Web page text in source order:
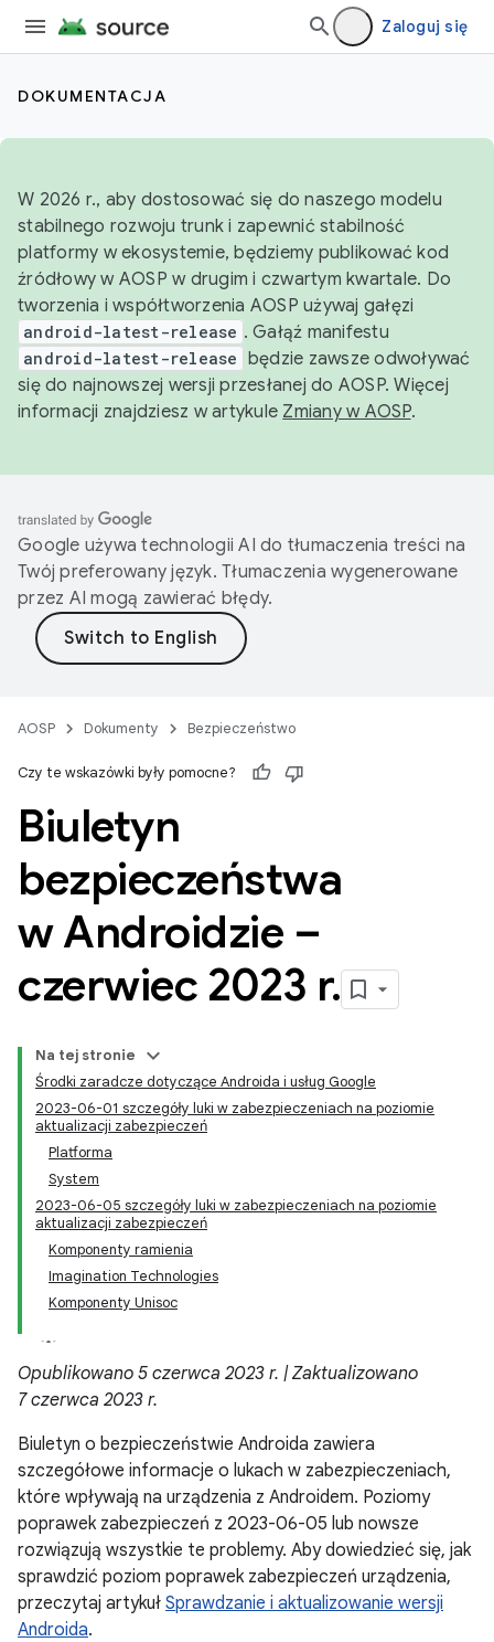
Zaloguj się
DOKUMENTACJA
W 2026 r., aby dostosować się do naszego modelu
stabilnego rozwoju trunk i zapewnić stabilność
platformy w ekosystemie, będziemy publikować kod
źródłowy w AOSP w drugim i czwartym kwartale. Do
tworzenia i współtworzenia AOSP używaj gałęzi
android-latest-release . Gałąź manifestu
android-latest-release będzie zawsze odwoływać
się do najnowszej wersji przesłanej do AOSP. Więcej
informacji znajdziesz w artykule Zmiany w AOSP.
Google używa technologii AI do tłumaczenia treści na
Twój preferowany język. Tłumaczenia wygenerowane
przez AI mogą zawierać błędy.
AOSP Dokumenty Bezpieczeństwo
Czy te wskazówki były pomocne?
Biuletyn
bezpieczeństwa
w Androidzie –
czerwiec 2023 r.
Na tej stronie
Środki zaradcze dotyczące Androida i usług Google
2023-06-01 szczegóły luki w zabezpieczeniach na poziomie
aktualizacji zabezpieczeń
Platforma
System
2023-06-05 szczegóły luki w zabezpieczeniach na poziomie
aktualizacji zabezpieczeń
Komponenty ramienia
Imagination Technologies
Komponenty Unisoc
Opublikowano 5 czerwca 2023 r. | Zaktualizowano
7 czerwca 2023 r.
Biuletyn o bezpieczeństwie Androida zawiera
szczegółowe informacje o lukach w zabezpieczeniach,
które wpływają na urządzenia z Androidem. Poziomy
poprawek zabezpieczeń z 2023-06-05 lub nowsze
rozwiązują wszystkie te problemy. Aby dowiedzieć się, jak
sprawdzić poziom poprawek zabezpieczeń urządzenia,
przeczytaj artykuł Sprawdzanie i aktualizowanie wersji
Androida.